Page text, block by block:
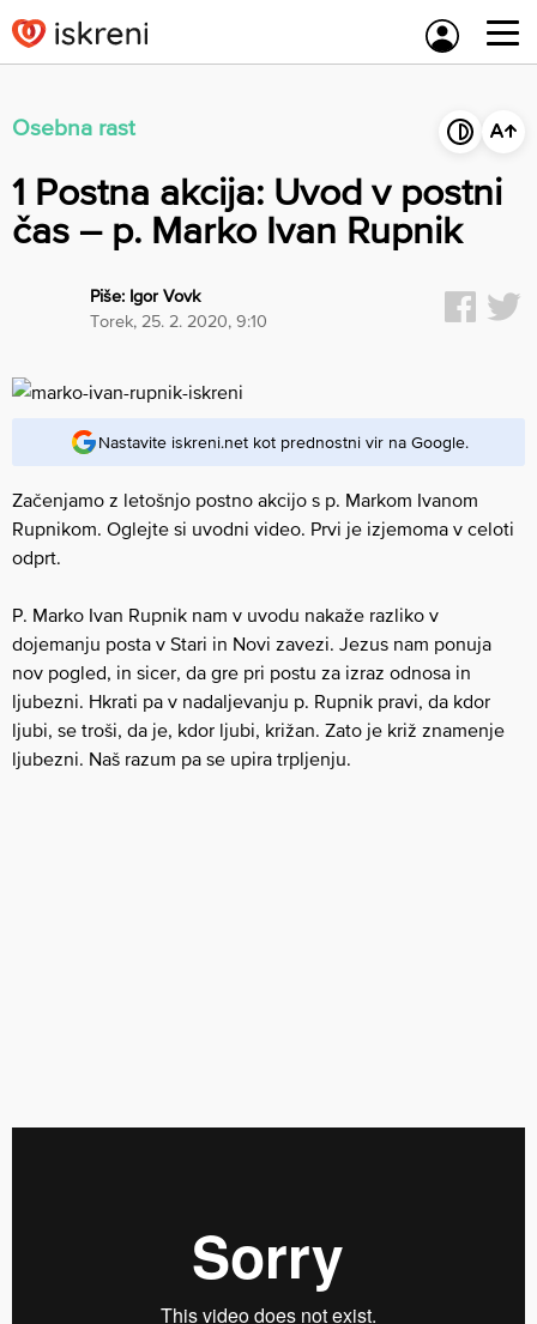
to
content
Osebna rast
1 Postna akcija: Uvod v postni
čas – p. Marko Ivan Rupnik
Piše: Igor Vovk
torek, 25. 2. 2020, 9:10
Nastavite iskreni.net kot prednostni vir na Google.
Začenjamo z letošnjo postno akcijo s p. Markom Ivanom
Rupnikom. Oglejte si uvodni video. Prvi je izjemoma v celoti
odprt.
P. Marko Ivan Rupnik nam v uvodu nakaže razliko v
dojemanju posta v Stari in Novi zavezi. Jezus nam ponuja
nov pogled, in sicer, da gre pri postu za izraz odnosa in
ljubezni. Hkrati pa v nadaljevanju p. Rupnik pravi, da kdor
ljubi, se troši, da je, kdor ljubi, križan. Zato je križ znamenje
ljubezni. Naš razum pa se upira trpljenju.